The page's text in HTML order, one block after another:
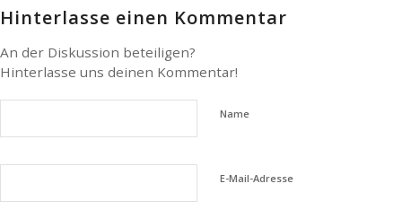
Hinterlasse einen Kommentar
An der Diskussion beteiligen?
Hinterlasse uns deinen Kommentar!
Name
E-Mail-Adresse